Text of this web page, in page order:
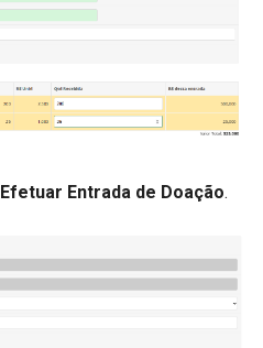
Efetuar Entrada de Doação.